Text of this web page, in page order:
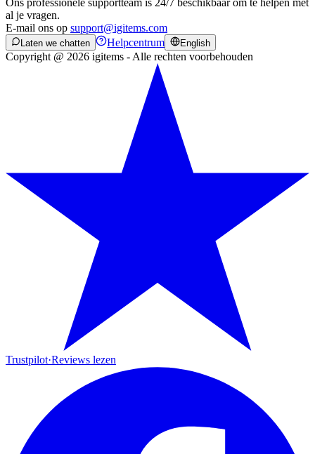
Ons professionele supportteam is 24/7 beschikbaar om te helpen met
al je vragen.
E-mail ons op support@igitems.com
Laten we chatten Helpcentrum English
Copyright @ 2026 igitems - Alle rechten voorbehouden
Trustpilot·Reviews lezen